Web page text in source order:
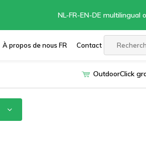
À propos de nous FR Contact
NL-FR-EN-DE multilingual
OutdoorClick